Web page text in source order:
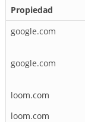
Propiedad
google.com
google.com
loom.com
loom.com